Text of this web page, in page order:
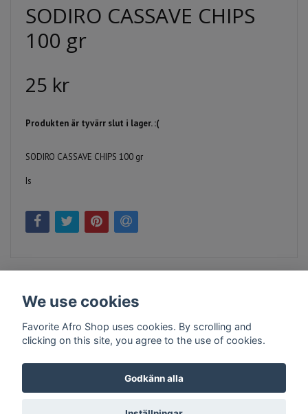
SODIRO CASSAVE CHIPS
100 gr
25 kr
Produkten är tyvärr slut i lager. :(
SODIRO CASSAVE CHIPS 100 gr
Is
Kontakt Köpvillkor Företagsinfo
We use cookies
Favorite Afro Shop uses cookies. By scrolling and
clicking on this site, you agree to the use of cookies.
Godkänn alla